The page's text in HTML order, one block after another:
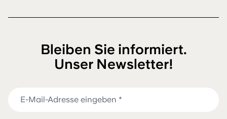
Bleiben Sie informiert.
Unser Newsletter!